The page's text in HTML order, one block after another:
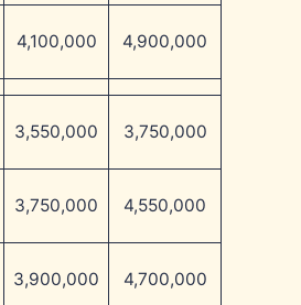
4,100,000 4,900,000
3,550,000 3,750,000
3,750,000 4,550,000
3,900,000 4,700,000